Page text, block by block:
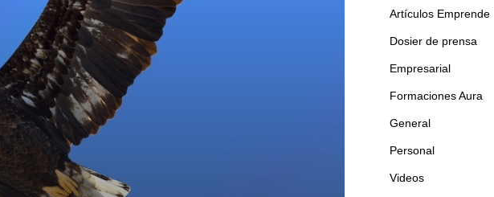
Artículos Emprende
Dosier de prensa
Empresarial
Formaciones Aura
General
Personal
Videos